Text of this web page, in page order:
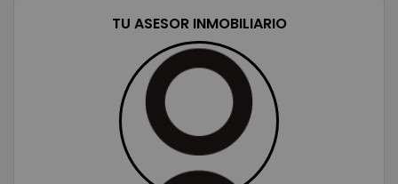
TU ASESOR INMOBILIARIO